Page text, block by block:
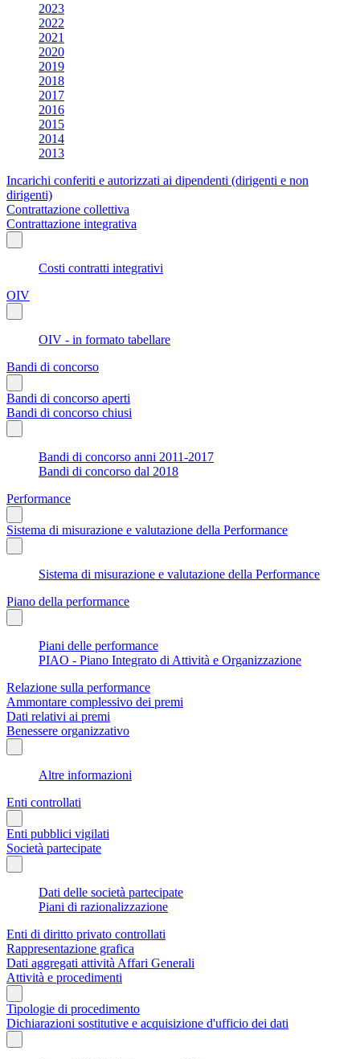
2023
2022
2021
2020
2019
2018
2017
2016
2015
2014
2013
Incarichi conferiti e autorizzati ai dipendenti (dirigenti e non
dirigenti)
Contrattazione collettiva
Contrattazione integrativa
Costi contratti integrativi
OIV
OIV - in formato tabellare
Bandi di concorso
Bandi di concorso aperti
Bandi di concorso chiusi
Bandi di concorso anni 2011-2017
Bandi di concorso dal 2018
Performance
Sistema di misurazione e valutazione della Performance
Sistema di misurazione e valutazione della Performance
Piano della performance
Piani delle performance
PIAO - Piano Integrato di Attività e Organizzazione
Relazione sulla performance
Ammontare complessivo dei premi
Dati relativi ai premi
Benessere organizzativo
Altre informazioni
Enti controllati
Enti pubblici vigilati
Società partecipate
Dati delle società partecipate
Piani di razionalizzazione
Enti di diritto privato controllati
Rappresentazione grafica
Dati aggregati attività Affari Generali
Attività e procedimenti
Tipologie di procedimento
Dichiarazioni sostitutive e acquisizione d'ufficio dei dati